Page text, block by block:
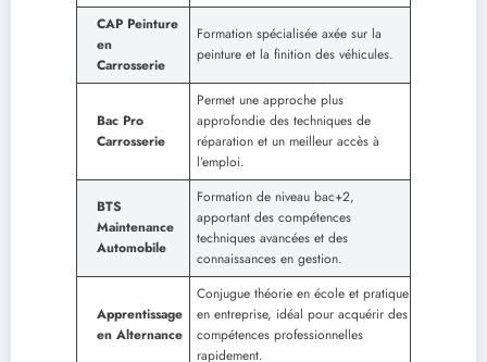
CAP Peinture
en
Carrosserie
Formation spécialisée axée sur la
peinture et la finition des véhicules.
Bac Pro
Carrosserie
Permet une approche plus
approfondie des techniques de
réparation et un meilleur accès à
l’emploi.
BTS
Maintenance
Automobile
Formation de niveau bac+2,
apportant des compétences
techniques avancées et des
connaissances en gestion.
Apprentissage
en Alternance
Conjugue théorie en école et pratique
en entreprise, idéal pour acquérir des
compétences professionnelles
rapidement.